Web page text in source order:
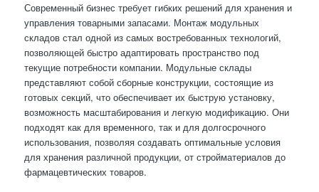
Современный бизнес требует гибких решений для хранения и
управления товарными запасами. Монтаж модульных
складов стал одной из самых востребованных технологий,
позволяющей быстро адаптировать пространство под
текущие потребности компании. Модульные склады
представляют собой сборные конструкции, состоящие из
готовых секций, что обеспечивает их быструю установку,
возможность масштабирования и легкую модификацию. Они
подходят как для временного, так и для долгосрочного
использования, позволяя создавать оптимальные условия
для хранения различной продукции, от стройматериалов до
фармацевтических товаров.